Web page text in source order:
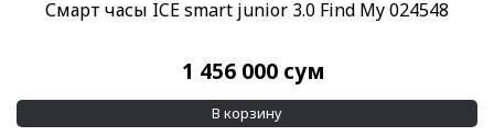
Смарт часы ICE smart junior 3.0 Find My 024548
1 456 000 сум
В корзину